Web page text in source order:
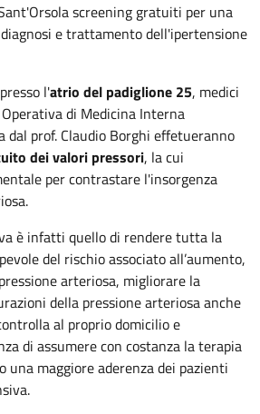
screening gratuiti per una
e trattamento dell'ipertensione
l'atrio del padiglione 25, medici
di Medicina Interna
dal prof. Claudio Borghi effetueranno
dei valori pressori, la cui
per contrastare l'insorgenza
è infatti quello di rendere tutta la
del rischio associato all’aumento,
arteriosa, migliorare la
della pressione arteriosa anche
al proprio domicilio e
di assumere con costanza la terapia
una maggiore aderenza dei pazienti